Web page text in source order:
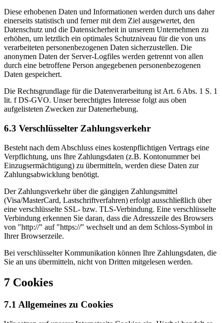
Diese erhobenen Daten und Informationen werden durch uns daher
einerseits statistisch und ferner mit dem Ziel ausgewertet, den
Datenschutz und die Datensicherheit in unserem Unternehmen zu
erhöhen, um letztlich ein optimales Schutzniveau für die von uns
verarbeiteten personenbezogenen Daten sicherzustellen. Die
anonymen Daten der Server-Logfiles werden getrennt von allen
durch eine betroffene Person angegebenen personenbezogenen
Daten gespeichert.
Die Rechtsgrundlage für die Datenverarbeitung ist Art. 6 Abs. 1 S. 1
lit. f DS-GVO. Unser berechtigtes Interesse folgt aus oben
aufgelisteten Zwecken zur Datenerhebung.
6.3 Verschlüsselter Zahlungsverkehr
Besteht nach dem Abschluss eines kostenpflichtigen Vertrags eine
Verpflichtung, uns Ihre Zahlungsdaten (z.B. Kontonummer bei
Einzugsermächtigung) zu übermitteln, werden diese Daten zur
Zahlungsabwicklung benötigt.
Der Zahlungsverkehr über die gängigen Zahlungsmittel
(Visa/MasterCard, Lastschriftverfahren) erfolgt ausschließlich über
eine verschlüsselte SSL- bzw. TLS-Verbindung. Eine verschlüsselte
Verbindung erkennen Sie daran, dass die Adresszeile des Browsers
von "http://" auf "https://" wechselt und an dem Schloss-Symbol in
Ihrer Browserzeile.
Bei verschlüsselter Kommunikation können Ihre Zahlungsdaten, die
Sie an uns übermitteln, nicht von Dritten mitgelesen werden.
7 Cookies
7.1 Allgemeines zu Cookies